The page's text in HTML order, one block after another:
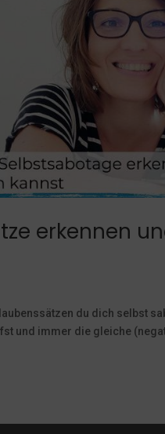
erkennen
du dich selbst
und immer die gleiche